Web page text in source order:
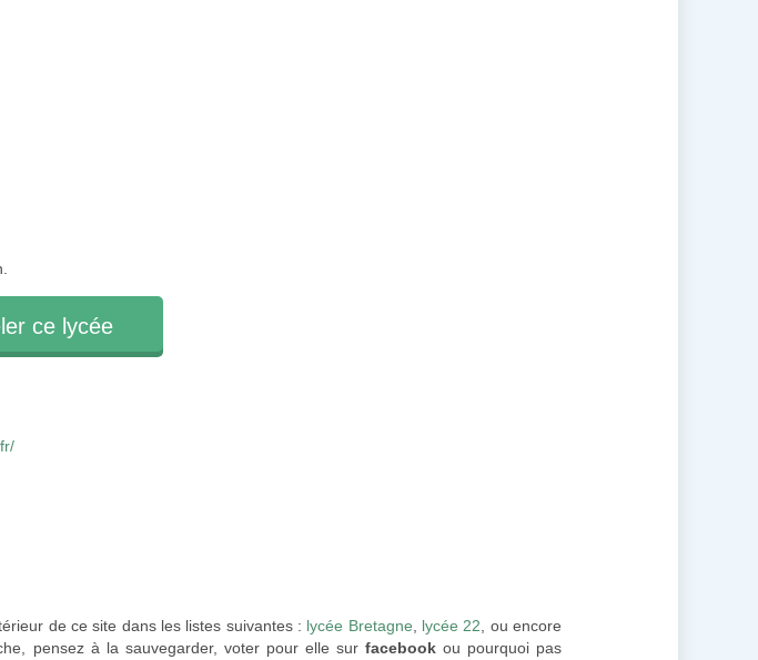
ce lycée
de ce site dans les listes suivantes : lycée Bretagne lycée 22 , ou encore
pensez à la sauvegarder, voter pour elle sur facebookou pourquoi pas